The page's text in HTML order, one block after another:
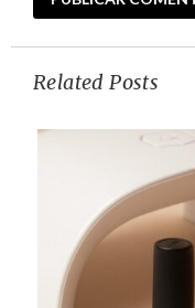
Related Posts